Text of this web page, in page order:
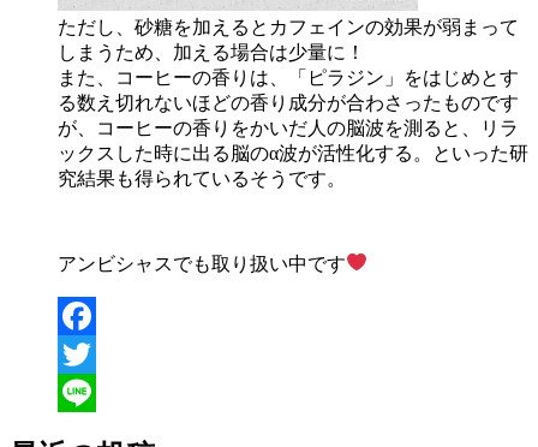
ただし、砂糖を加えるとカフェインの効果が弱まって
しまうため、加える場合は少量に！
また、コーヒーの香りは、「ピラジン」をはじめとす
る数え切れないほどの香り成分が合わさったものです
が、コーヒーの香りをかいだ人の脳波を測ると、リラ
ックスした時に出る脳のα波が活性化する。といった研
究結果も得られているそうです。
アンビシャスでも取り扱い中です
Facebook
Twitter